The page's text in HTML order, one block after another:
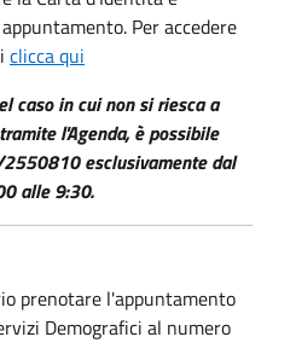
Per accedere
clicca qui
caso in cui non si riesca a
l'Agenda, è possibile
esclusivamente dal
alle 9:30.
prenotare l'appuntamento
Demografici al numero